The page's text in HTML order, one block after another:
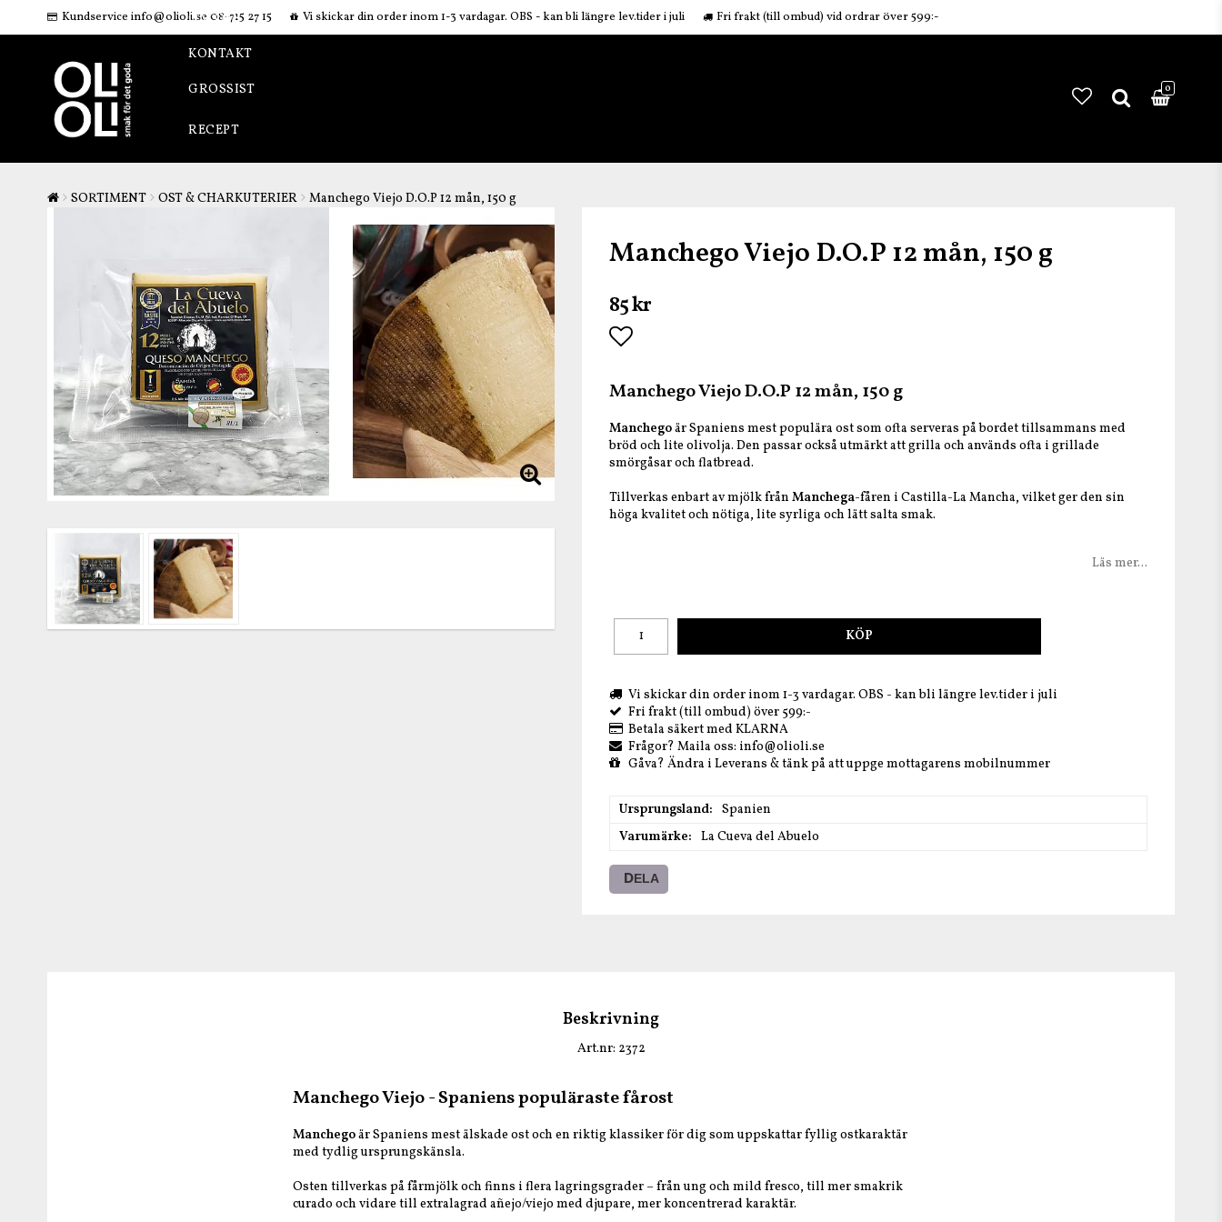
Kundservice info@olioli.se 08-715 27 15 Vi skickar din order inom 1-3 vardagar. OBS - kan bli längre lev.tider i juli Fri frakt (till ombud) vid ordrar över 599:-
OM OSS
KONTAKT
GROSSIST
RECEPT
0
SORTIMENT OST & CHARKUTERIER Manchego Viejo D.O.P 12 mån, 150 g
Manchego Viejo D.O.P 12 mån, 150 g
85 kr
Manchego Viejo D.O.P 12 mån, 150 g
Manchegoär Spaniens mest populära ost som ofta serveras på bordet tillsammans med
bröd och lite olivolja. Den passar också utmärkt att grilla och används ofta i grillade
smörgåsar och flatbread.
Tillverkas enbart av mjölk från Manchega-fåren i Castilla-La Mancha, vilket ger den sin
höga kvalitet och nötiga, lite syrliga och lätt salta smak.
Läs mer...
KÖP
Vi skickar din order inom 1-3 vardagar. OBS - kan bli längre lev.tider i juli
Fri frakt (till ombud) över 599:-
Betala säkert med KLARNA
Frågor? Maila oss: info@olioli.se
Gåva? Ändra i Leverans & tänk på att uppge mottagarens mobilnummer
Ursprungsland
Spanien
Varumärke
La Cueva del Abuelo
DELA
Beskrivning
Art.nr: 2372
Manchego Viejo - Spaniens populäraste fårost
Manchegoär Spaniens mest älskade ost och en riktig klassiker för dig som uppskattar fyllig ostkaraktär
med tydlig ursprungskänsla.
Osten tillverkas på fårmjölk och finns i flera lagringsgrader – från ung och mild fresco, till mer smakrik
curado och vidare till extralagrad añejo/viejo med djupare, mer koncentrerad karaktär.